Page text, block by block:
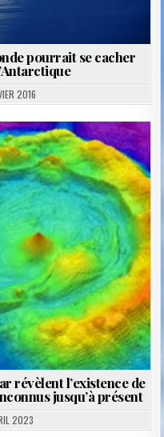
pourrait se cacher
2016
révèlent l’existence de
jusqu’à présent
2023